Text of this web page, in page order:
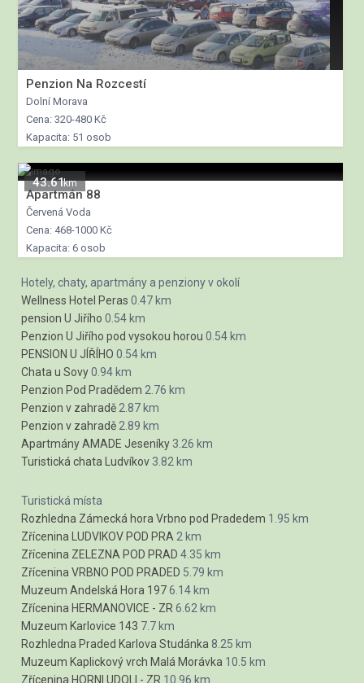
Penzion Na Rozcestí
Dolní Morava
Cena: 320-480 Kč
Kapacita: 51 osob
43.61km
Apartmán 88
Červená Voda
Cena: 468-1000 Kč
Kapacita: 6 osob
Hotely, chaty, apartmány a penziony v okolí
Wellness Hotel Peras 0.47 km
pension U Jiřího 0.54 km
Penzion U Jiřího pod vysokou horou 0.54 km
PENSION U JÍŘÍHO 0.54 km
Chata u Sovy0.94 km
Penzion Pod Pradědem 2.76 km
Penzion v zahradě 2.87 km
Penzion v zahradě 2.89 km
Apartmány AMADE Jeseníky 3.26 km
Turistická chata Ludvíkov 3.82 km
Turistická místa
Rozhledna Zámecká hora Vrbno pod Pradedem 1.95 km
Zřícenina LUDVIKOV POD PRA 2 km
Zřícenina ZELEZNA POD PRAD 4.35 km
Zřícenina VRBNO POD PRADED 5.79 km
Muzeum Andelská Hora 1976.14 km
Zřícenina HERMANOVICE - ZR 6.62 km
Muzeum Karlovice 143 7.7 km
Rozhledna Praded Karlova Studánka 8.25 km
Muzeum Kaplickový vrch Malá Morávka 10.5 km
Zřícenina HORNI UDOLI - ZR 10.96 km